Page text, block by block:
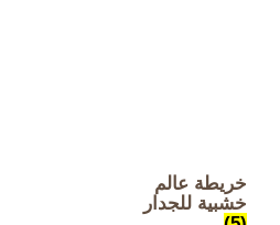
خريطة عالم
خشبية للجدار